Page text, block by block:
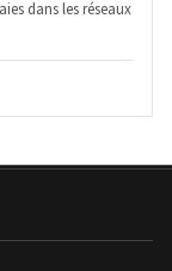
dans les réseaux